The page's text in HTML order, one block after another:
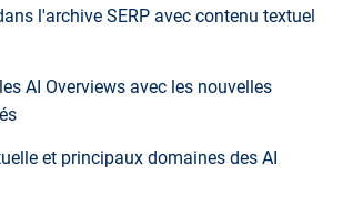
l'archive SERP avec contenu textuel
AI Overviews avec les nouvelles
et principaux domaines des AI